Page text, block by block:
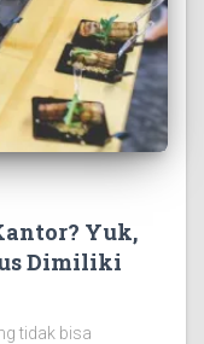
Yuk,
Dimiliki
tidak bisa